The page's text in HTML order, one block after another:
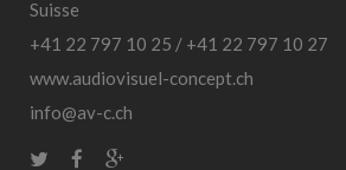
Suisse
+41 22 797 10 25 / +41 22 797 10 27
www.audiovisuel-concept.ch
info@av-c.ch